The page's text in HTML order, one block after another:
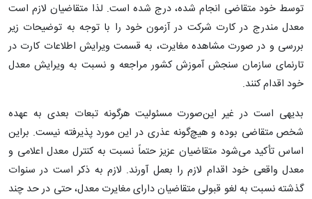
توسط خود متقاضی انجام شده، درج شده است. لذا متقاضیان لازم است
معدل مندرج در کارت شرکت در آزمون خود را با توجه به توضیحات زیر
بررسی و در صورت مشاهده مغایرت، به قسمت ویرایش اطلاعات کارت در
تارنمای سازمان سنجش آموزش کشور مراجعه و نسبت به ویرایش معدل
خود اقدام کنند.
بدیهی است در غیر این‌صورت مسئولیت هرگونه تبعات بعدی به عهده
شخص متقاضی بوده و هیچ‌گونه عذری در این مورد پذیرفته نیست. براین
اساس تأکید می‌شود متقاضیان عزیز حتماً نسبت به کنترل معدل اعلامی و
معدل واقعی خود اقدام لازم را بعمل آورند. لازم به ذکر است در سنوات
گذشته نسبت به لغو قبولی متقاضیان دارای مغایرت معدل، حتی در حد چند